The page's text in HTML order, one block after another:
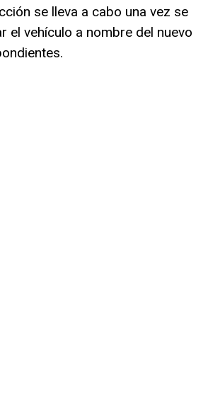
se lleva a cabo una vez se
el vehículo a nombre del nuevo